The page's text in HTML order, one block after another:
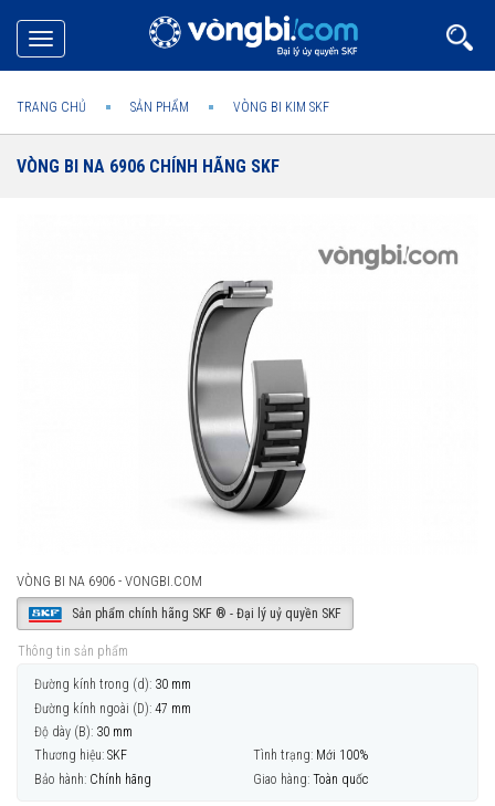
Toggle
navigation
TRANG CHỦ SẢN PHẨM VÒNG BI KIM SKF
VÒNG BI NA 6906 CHÍNH HÃNG SKF
VÒNG BI NA 6906 - VONGBI.COM
Sản phẩm chính hãng SKF ® - Đại lý uỷ quyền SKF
Thông tin sản phẩm
Đường kính trong (d): 30 mm
Đường kính ngoài (D): 47 mm
Độ dày (B): 30 mm
Thương hiệu: SKF Tình trạng: Mới 100%
Bảo hành: Chính hãng Giao hàng: Toàn quốc